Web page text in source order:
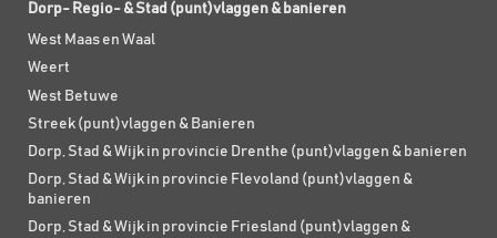
Dorp- Regio- & Stad (punt)vlaggen & banieren
West Maas en Waal
Weert
West Betuwe
Streek (punt)vlaggen & Banieren
Dorp, Stad & Wijk in provincie Drenthe (punt)vlaggen & banieren
Dorp, Stad & Wijk in provincie Flevoland (punt)vlaggen &
banieren
Dorp, Stad & Wijk in provincie Friesland (punt)vlaggen &